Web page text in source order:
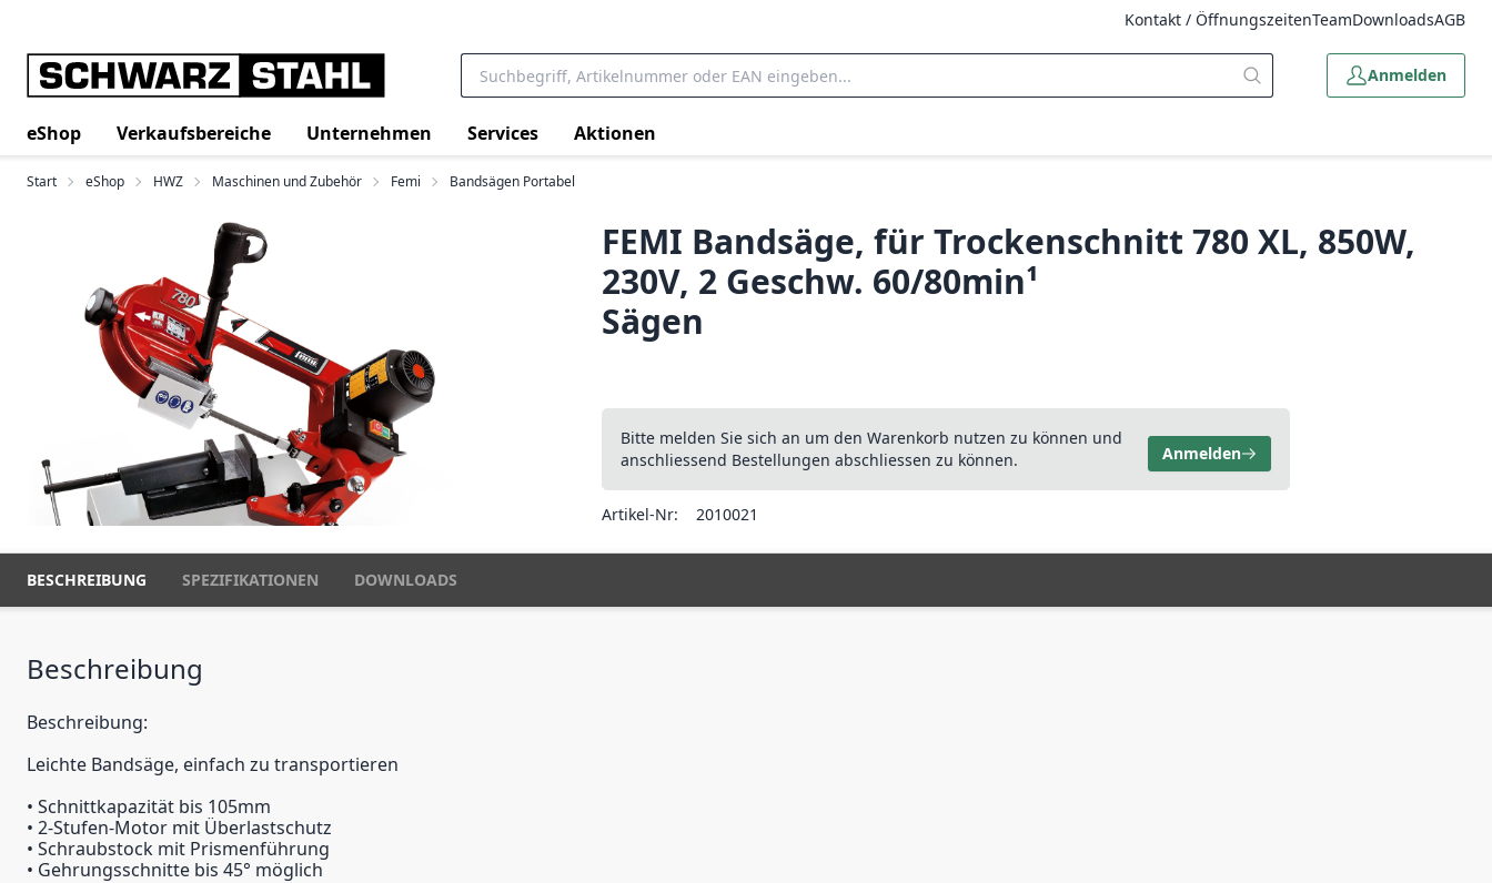
Kontakt / ÖffnungszeitenTeamDownloadsAGB
Anmelden
eShop Verkaufsbereiche Unternehmen Services Aktionen
Start eShop HWZ Maschinen und Zubehör Femi Bandsägen Portabel
FEMI Bandsäge, für Trockenschnitt 780 XL, 850W,
230V, 2 Geschw. 60/80min¹
Sägen
Bitte melden Sie sich an um den Warenkorb nutzen zu können und
anschliessend Bestellungen abschliessen zu können.
Anmelden
Artikel-Nr: 2010021
BESCHREIBUNG SPEZIFIKATIONEN DOWNLOADS
Beschreibung
Beschreibung:
Leichte Bandsäge, einfach zu transportieren
• Schnittkapazität bis 105mm
• 2-Stufen-Motor mit Überlastschutz
• Schraubstock mit Prismenführung
• Gehrungsschnitte bis 45° möglich